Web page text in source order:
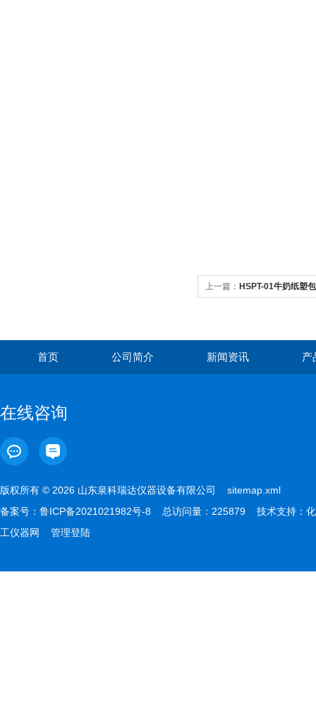
上一篇： HSPT-01牛奶纸塑
首页 公司简介 新闻资讯 产
在线咨询
版权所有 © 2026 山东泉科瑞达仪器设备有限公司 sitemap.xml
备案号： 鲁ICP备2021021982号-8 总访问量：225879 技术支持： 化
工仪器网
管理登陆